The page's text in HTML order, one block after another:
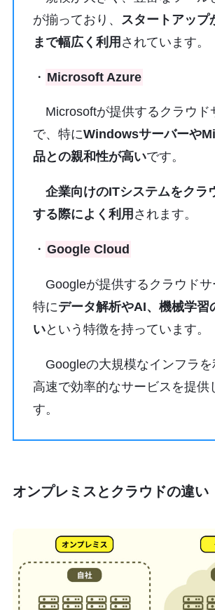
が揃っており、
スタートアップ
まで幅広く利用 されています。
・ Microsoft Azure
Microsoftが提供するクラウド
で、特にWindowsサーバーや
品との親和性が高いです。
企業向けのITシステムをクラ
する際によく利用 されます。
・ Google Cloud
Googleが提供するクラウドサ
特にデータ解析やAI、機械学習
いという特徴を持っています。
Googleの大規模なインフラを
高速で効率的なサービスを提供
す。
オンプレミスとクラウドの違い